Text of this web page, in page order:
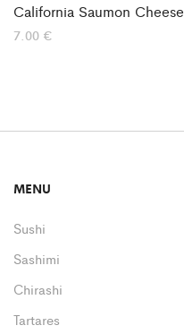
California Saumon Cheese
7.00 €
MENU
Sushi
Sashimi
Chirashi
Tartares